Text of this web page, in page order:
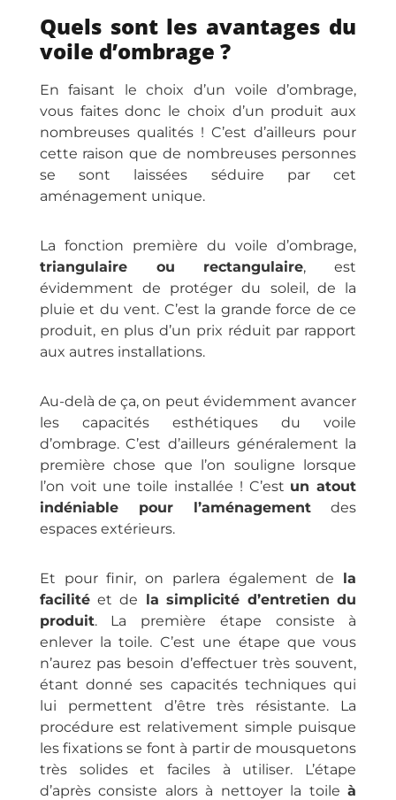
Quels sont les avantages du
voile d’ombrage ?
En faisant le choix d’un voile d’ombrage,
vous faites donc le choix d’un produit aux
nombreuses qualités ! C’est d’ailleurs pour
cette raison que de nombreuses personnes
se sont laissées séduire par cet
aménagement unique.
La fonction première du voile d’ombrage,
triangulaire ou rectangulaire, est
évidemment de protéger du soleil, de la
pluie et du vent. C’est la grande force de ce
produit, en plus d’un prix réduit par rapport
aux autres installations.
Au-delà de ça, on peut évidemment avancer
les capacités esthétiques du voile
d’ombrage. C’est d’ailleurs généralement la
première chose que l’on souligne lorsque
l’on voit une toile installée ! C’est un atout
indéniable pour l’aménagement des
espaces extérieurs.
Et pour finir, on parlera également de la
facilitéet de la simplicité d’entretien du
produit. La première étape consiste à
enlever la toile. C’est une étape que vous
n’aurez pas besoin d’effectuer très souvent,
étant donné ses capacités techniques qui
lui permettent d’être très résistante. La
procédure est relativement simple puisque
les fixations se font à partir de mousquetons
très solides et faciles à utiliser. L’étape
d’après consiste alors à nettoyer la toileà